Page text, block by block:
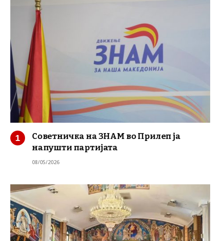
Советничка на ЗНАМ во Прилеп ја
напушти партијата
08/05/2026